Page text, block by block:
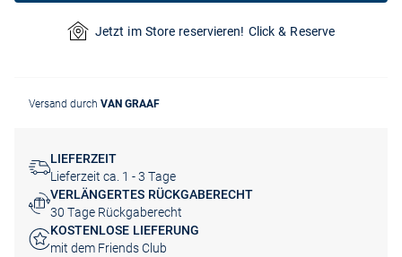
Jetzt im Store reservieren! Click & Reserve
Versand durch VAN GRAAF
LIEFERZEIT
Lieferzeit ca. 1 - 3 Tage
VERLÄNGERTES RÜCKGABERECHT
30 Tage Rückgaberecht
KOSTENLOSE LIEFERUNG
mit dem Friends Club